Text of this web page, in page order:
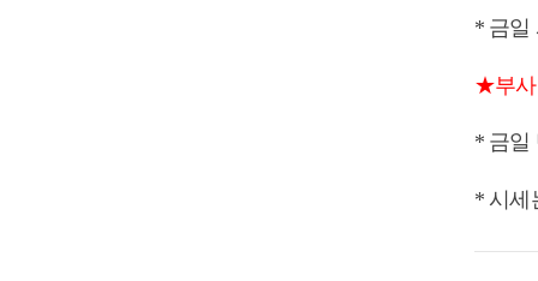
* 금일
★부사
* 금일
* 시세